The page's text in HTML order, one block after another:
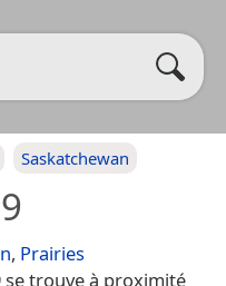
Saskatchewan
, Prairies
se trouve à proximité